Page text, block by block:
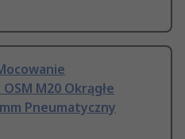
M20 Okrągłe
Pneumatyczny